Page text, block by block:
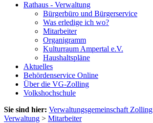
Rathaus - Verwaltung
Bürgerbüro und Bürgerservice
Was erledige ich wo?
Mitarbeiter
Organigramm
Kulturraum Ampertal e.V.
Haushaltspläne
Aktuelles
Behördenservice Online
Über die VG-Zolling
Volkshochschule
Sie sind hier: Verwaltungsgemeinschaft Zolling
Verwaltung > Mitarbeiter